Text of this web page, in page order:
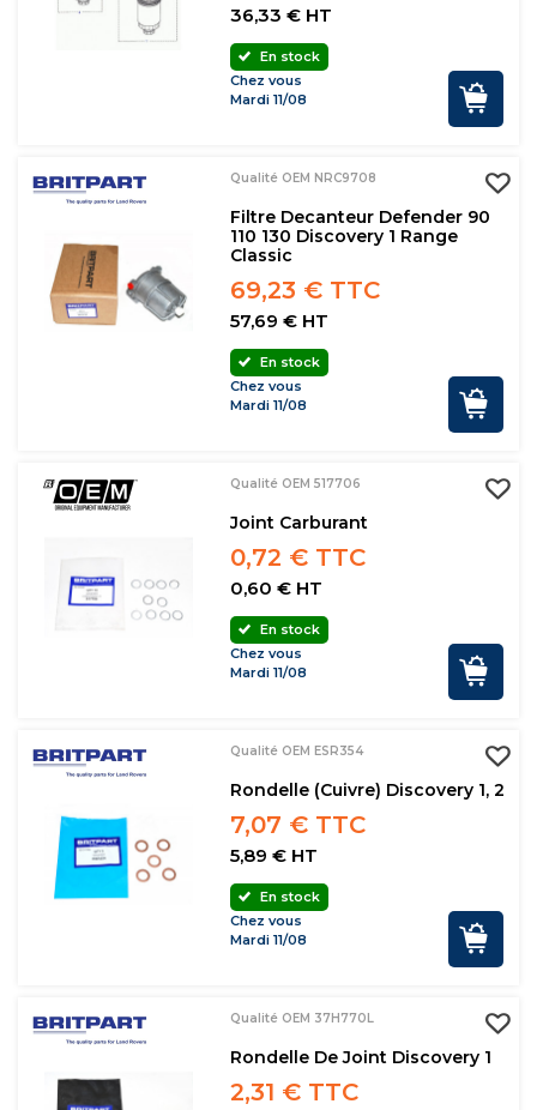
36,33 € HT
En stock
Chez vous
Mardi 11/08
Qualité OEM NRC9708
Filtre Decanteur Defender 90
110 130 Discovery 1 Range
Classic
69,23 € TTC
57,69 € HT
En stock
Chez vous
Mardi 11/08
Qualité OEM 517706
Joint Carburant
0,72 € TTC
0,60 € HT
En stock
Chez vous
Mardi 11/08
Qualité OEM ESR354
Rondelle (cuivre) Discovery 1, 2
7,07 € TTC
5,89 € HT
En stock
Chez vous
Mardi 11/08
Qualité OEM 37H770L
Rondelle De Joint Discovery 1
2,31 € TTC